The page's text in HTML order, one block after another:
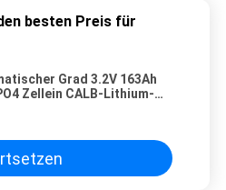
besten Preis für
Grad 3.2V 163Ah
Zellein CALB-Lithium-